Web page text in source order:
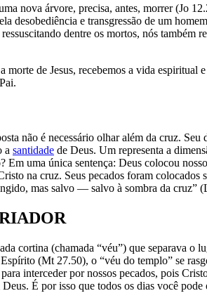
nova árvore, precisa, antes, morrer (Jo
desobediência e transgressão de um
dentre os mortos, nós também
morte de Jesus, recebemos a vida espiritual
não é necessário olhar além da cruz.
a santidade de Deus. Um representa a
Em uma única sentença: Deus colocou
na cruz. Seus pecados foram
mas salvo — salvo à sombra da
cortina (chamada “véu”) que separava o
(Mt 27.50), o “véu do templo” se
interceder por nossos pecados, pois
É por isso que todos os dias você